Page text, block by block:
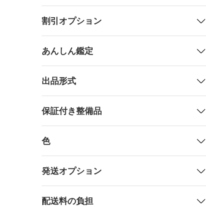
割引オプション
あんしん鑑定
出品形式
保証付き整備品
色
発送オプション
配送料の負担